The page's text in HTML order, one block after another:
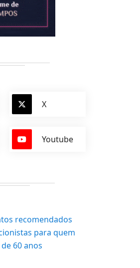
X
Youtube
recomendados
para quem
60 anos